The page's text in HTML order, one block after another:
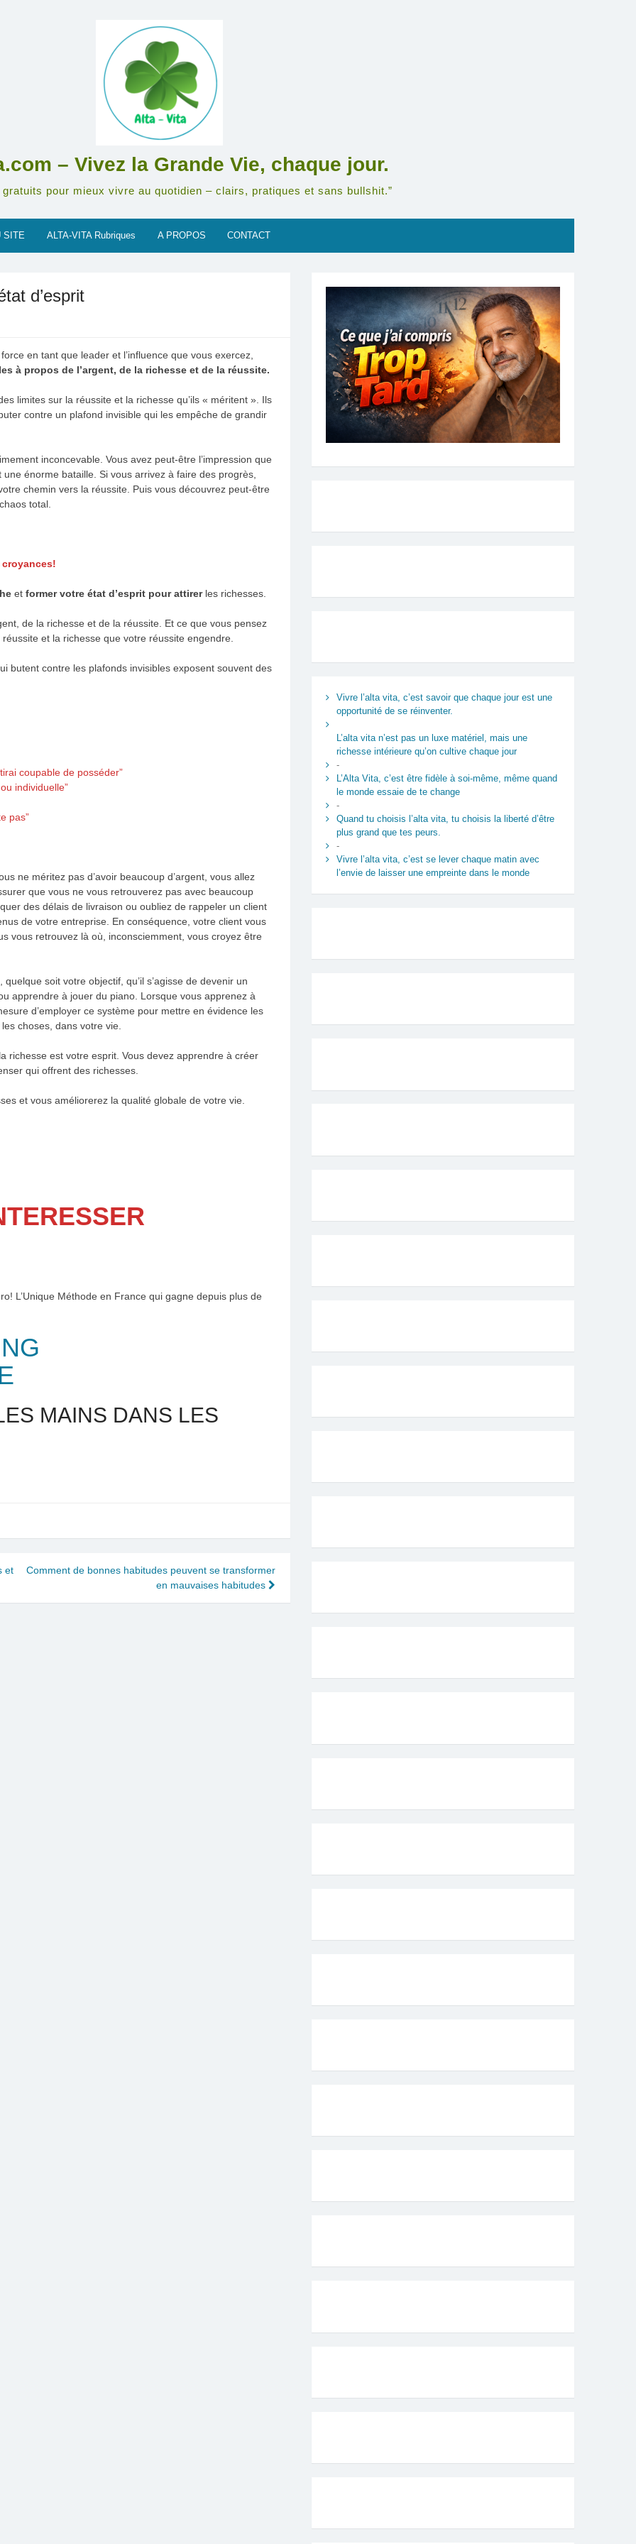
– Vivez la Grande Vie, chaque jour.
gratuits pour mieux vivre au quotidien – clairs, pratiques et sans bullshit.”
SITE ALTA-VITA Rubriques A PROPOS CONTACT
d’esprit
en tant que leader et l’influence que vous exercez,
à propos de l’argent, de la richesse et de la réussite.
limites sur la réussite et la richesse qu’ils « méritent ». Ils
contre un plafond invisible qui les empêche de grandir
inconcevable. Vous avez peut-être l’impression que
énorme bataille. Si vous arrivez à faire des progrès,
chemin vers la réussite. Puis vous découvrez peut-être
total.
croyances!
et former votre état d’esprit pour attirerles richesses.
de la richesse et de la réussite. Et ce que vous pensez
et la richesse que votre réussite engendre.
butent contre les plafonds invisibles exposent souvent des
coupable de posséder”
individuelle”
pas”
ne méritez pas d’avoir beaucoup d’argent, vous allez
que vous ne vous retrouverez pas avec beaucoup
des délais de livraison ou oubliez de rappeler un client
de votre entreprise. En conséquence, votre client vous
vous retrouvez là où, inconsciemment, vous croyez être
soit votre objectif, qu’il s’agisse de devenir un
apprendre à jouer du piano. Lorsque vous apprenez à
d’employer ce système pour mettre en évidence les
choses, dans votre vie.
richesse est votre esprit. Vous devez apprendre à créer
qui offrent des richesses.
et vous améliorerez la qualité globale de votre vie.
L’Unique Méthode en France qui gagne depuis plus de
MAINS DANS LES
et
Comment de bonnes habitudes peuvent se transformer
en mauvaises habitudes
Vivre l’alta vita, c’est savoir que chaque jour est une
opportunité de se réinventer.
L’alta vita n’est pas un luxe matériel, mais une
richesse intérieure qu’on cultive chaque jour
-
L’Alta Vita, c’est être fidèle à soi-même, même quand
le monde essaie de te change
-
Quand tu choisis l’alta vita, tu choisis la liberté d’être
plus grand que tes peurs.
-
Vivre l’alta vita, c’est se lever chaque matin avec
l’envie de laisser une empreinte dans le monde